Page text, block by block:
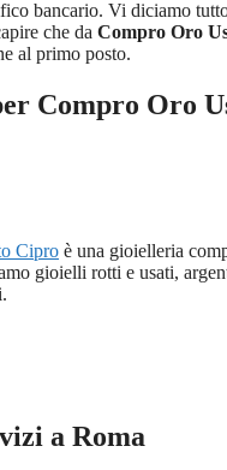
bancario. Vi diciamo
che da Compro Oro
al primo posto.
Compro Oro
Cipro è una gioielleria
gioielli rotti e usati,
a Roma